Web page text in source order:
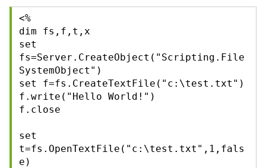
<%
dim fs,f,t,x
set
fs=Server.CreateObject("Scripting.File
SystemObject")
set f=fs.CreateTextFile("c:\test.txt")
f.write("Hello World!")
f.close
set
t=fs.OpenTextFile("c:\test.txt",1,fals
e)